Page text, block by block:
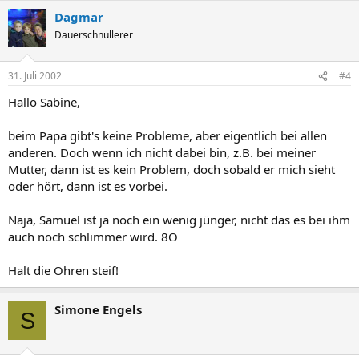
Dagmar
Dauerschnullerer
31. Juli 2002 #4
Hallo Sabine,
beim Papa gibt's keine Probleme, aber eigentlich bei allen
anderen. Doch wenn ich nicht dabei bin, z.B. bei meiner
Mutter, dann ist es kein Problem, doch sobald er mich sieht
oder hört, dann ist es vorbei.
Naja, Samuel ist ja noch ein wenig jünger, nicht das es bei ihm
auch noch schlimmer wird. 8O
Halt die Ohren steif!
S Simone Engels